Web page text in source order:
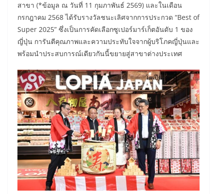
สาขา (*ข้อมูล ณ วันที่ 11 กุมภาพันธ์ 2569) และในเดือน
กรกฎาคม 2568 ได้รับรางวัลชนะเลิศจากการประกวด “Best of
Super 2025” ซึ่งเป็นการคัดเลือกซูเปอร์มาร์เก็ตอันดับ 1 ของ
ญี่ปุ่น การันตีคุณภาพและความประทับใจจากผู้บริโภคญี่ปุ่นและ
พร้อมนำประสบการณ์เดียวกันนี้ขยายสู่สาขาต่างประเทศ